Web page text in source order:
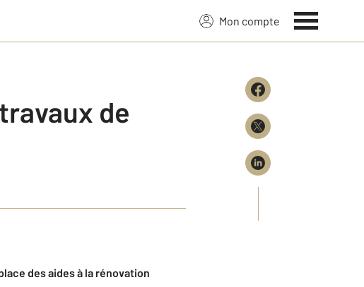
Mon compte
de
des aides à la rénovation